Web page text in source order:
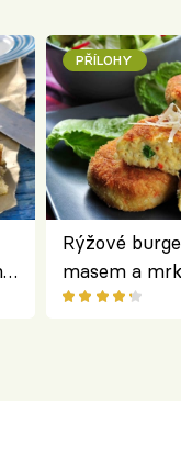
PŘÍLOHY
Rýžové
masem a
salátem –